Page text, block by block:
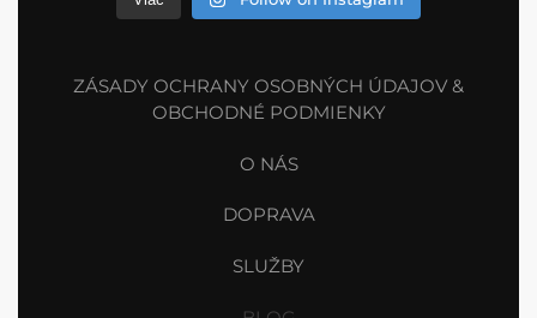
ZÁSADY OCHRANY OSOBNÝCH ÚDAJOV &
OBCHODNÉ PODMIENKY
O NÁS
DOPRAVA
SLUŽBY